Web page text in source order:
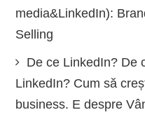
media&LinkedIn):
Selling
De ce LinkedIn? De
LinkedIn? Cum să
business. E despre